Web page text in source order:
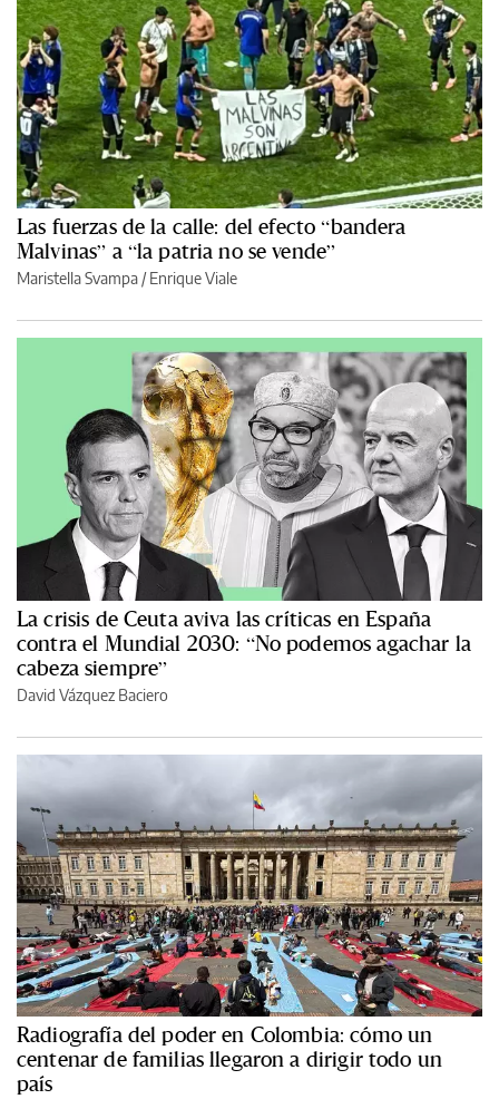
Las fuerzas de la calle: del efecto “bandera
Malvinas” a “la patria no se vende”
Maristella Svampa /Enrique Viale
La crisis de Ceuta aviva las críticas en España
contra el Mundial 2030: “No podemos agachar la
cabeza siempre”
David Vázquez Baciero
Radiografía del poder en Colombia: cómo un
centenar de familias llegaron a dirigir todo un
país